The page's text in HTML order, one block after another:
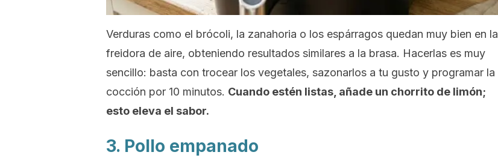
Verduras como el brócoli, la zanahoria o los espárragos quedan muy bien en la
freidora de aire, obteniendo resultados similares a la brasa. Hacerlas es muy
sencillo: basta con trocear los vegetales, sazonarlos a tu gusto y programar la
cocción por 10 minutos. Cuando estén listas, añade un chorrito de limón;
esto eleva el sabor.
3. Pollo empanado